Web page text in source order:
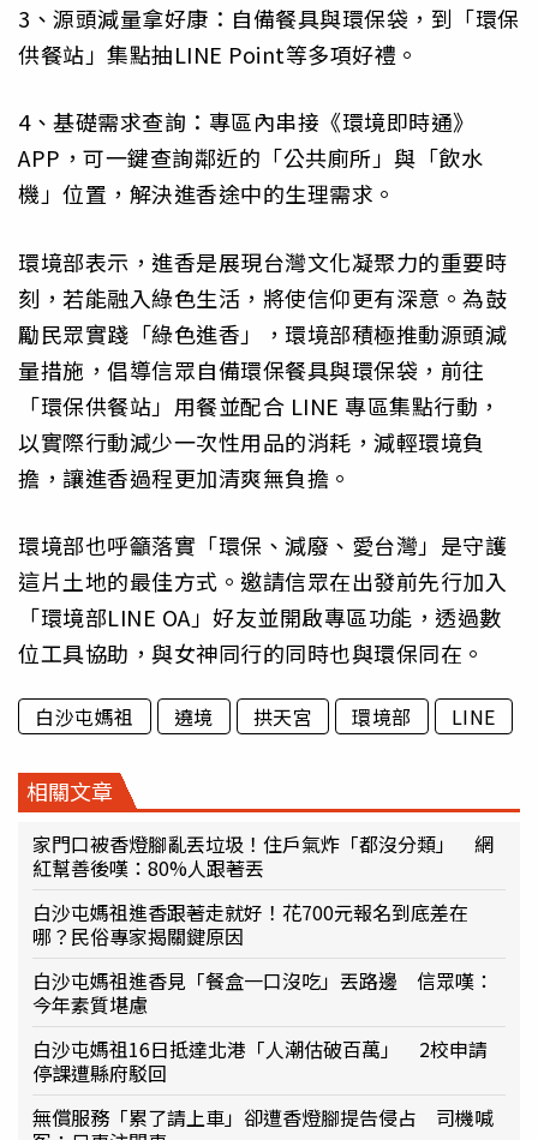
3、源頭減量拿好康：自備餐具與環保袋，到「環保
供餐站」集點抽LINE Point等多項好禮。
4、基礎需求查詢：專區內串接《環境即時通》
APP，可一鍵查詢鄰近的「公共廁所」與「飲水
機」位置，解決進香途中的生理需求。
環境部表示，進香是展現台灣文化凝聚力的重要時
刻，若能融入綠色生活，將使信仰更有深意。為鼓
勵民眾實踐「綠色進香」，環境部積極推動源頭減
量措施，倡導信眾自備環保餐具與環保袋，前往
「環保供餐站」用餐並配合 LINE 專區集點行動，
以實際行動減少一次性用品的消耗，減輕環境負
擔，讓進香過程更加清爽無負擔。
環境部也呼籲落實「環保、減廢、愛台灣」是守護
這片土地的最佳方式。邀請信眾在出發前先行加入
「環境部LINE OA」好友並開啟專區功能，透過數
位工具協助，與女神同行的同時也與環保同在。
白沙屯媽祖 遶境 拱天宮 環境部 LINE
相關文章
家門口被香燈腳亂丟垃圾！住戶氣炸「都沒分類」 網
紅幫善後嘆：80%人跟著丟
白沙屯媽祖進香跟著走就好！花700元報名到底差在
哪？民俗專家揭關鍵原因
白沙屯媽祖進香見「餐盒一口沒吃」丟路邊 信眾嘆：
今年素質堪慮
白沙屯媽祖16日抵達北港「人潮估破百萬」 2校申請
停課遭縣府駁回
無償服務「累了請上車」卻遭香燈腳提告侵占 司機喊